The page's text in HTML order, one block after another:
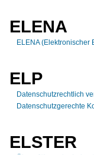
ELENA
ELENA (Elektronischer
ELP
Datenschutzrechtlich
Datenschutzgerechte
ELSTER